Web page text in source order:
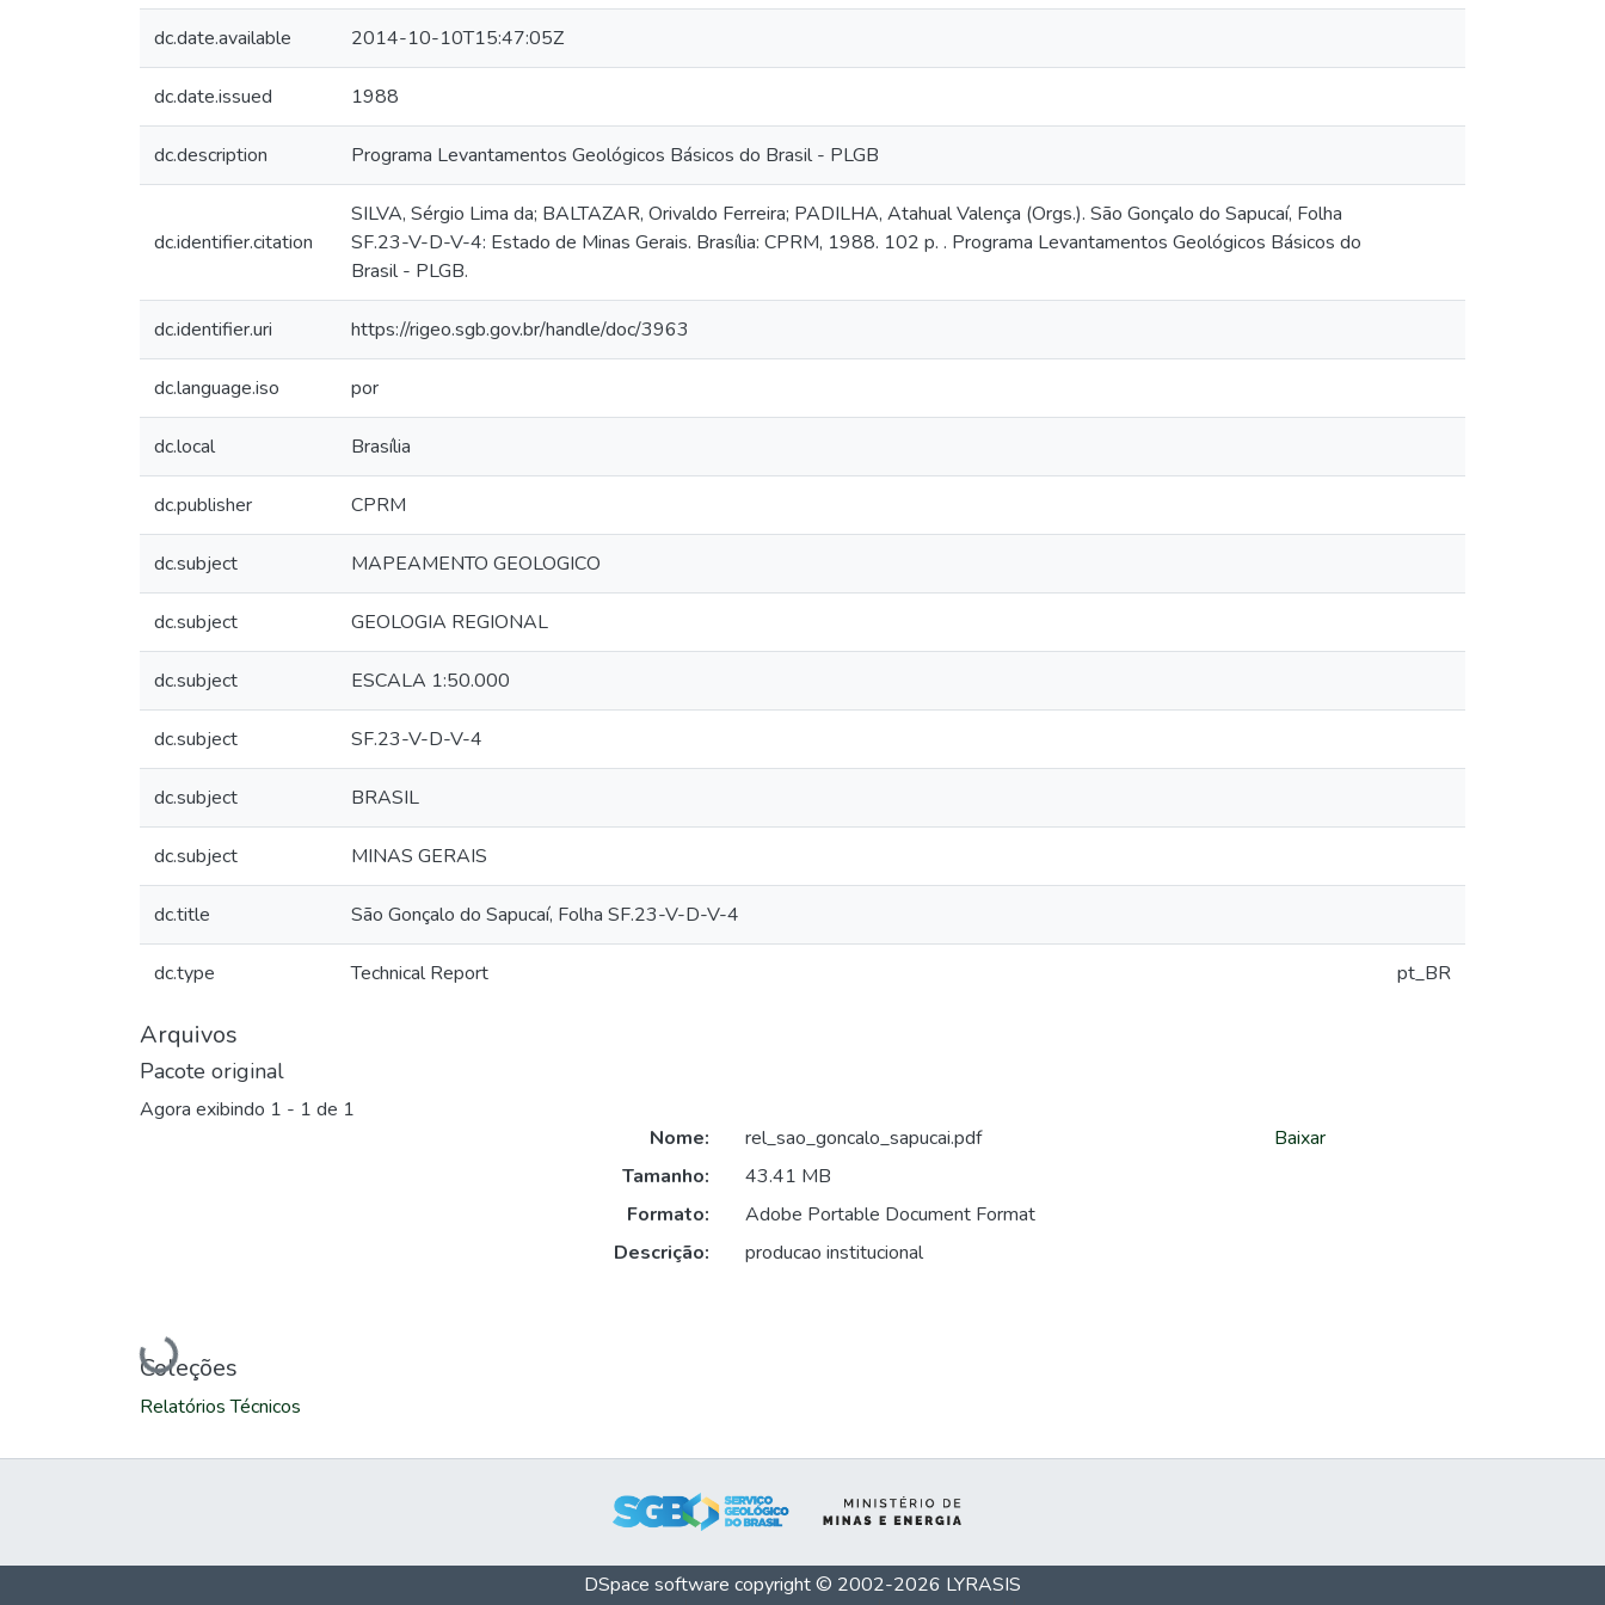
dc.date.available 2014-10-10T15:47:05Z
dc.date.issued 1988
dc.description Programa Levantamentos Geológicos Básicos do Brasil - PLGB
dc.identifier.citation
SILVA, Sérgio Lima da; BALTAZAR, Orivaldo Ferreira; PADILHA, Atahual Valença (Orgs.). São Gonçalo do Sapucaí, Folha
SF.23-V-D-V-4: Estado de Minas Gerais. Brasília: CPRM, 1988. 102 p. . Programa Levantamentos Geológicos Básicos do
Brasil - PLGB.
dc.identifier.uri https://rigeo.sgb.gov.br/handle/doc/3963
dc.language.iso por
dc.local Brasília
dc.publisher CPRM
dc.subject MAPEAMENTO GEOLOGICO
dc.subject GEOLOGIA REGIONAL
dc.subject ESCALA 1:50.000
dc.subject SF.23-V-D-V-4
dc.subject BRASIL
dc.subject MINAS GERAIS
dc.title São Gonçalo do Sapucaí, Folha SF.23-V-D-V-4
dc.type Technical Report pt_BR
Arquivos
Pacote original
Agora exibindo 1 - 1 de 1
Carregando...
Nome:
rel_sao_goncalo_sapucai.pdf
Tamanho:
43.41 MB
Formato:
Adobe Portable Document Format
Descrição:
producao institucional
Baixar
Coleções
Relatórios Técnicos
DSpace software copyright © 2002-2026 LYRASIS